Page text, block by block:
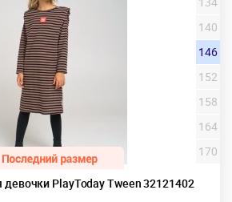
девочки PlayToday Tween 32121402
140
146
152
158
164
170